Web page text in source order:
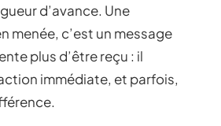
d’avance. Une
menée, c’est un message
plus d’être reçu : il
immédiate, et parfois,